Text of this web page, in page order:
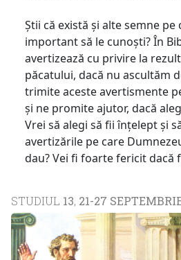
Știi că există și alte semne
important să le cunoști? În
avertizează cu privire la
păcatului, dacă nu ascultăm
trimite aceste avertismente
și ne promite ajutor, dacă
Vrei să alegi să fii înțelept și
avertizările pe care
dau? Vei fi foarte fericit dacă
STUDIUL 13, 21-27